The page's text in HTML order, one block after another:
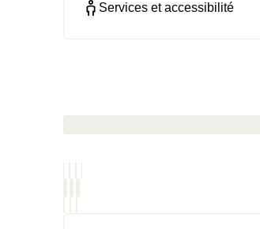
Services et accessibilité